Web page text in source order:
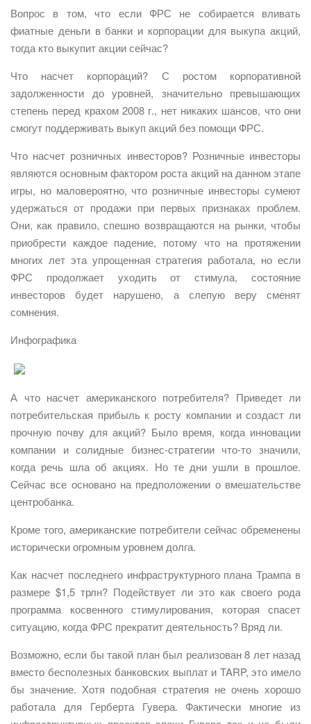
Вопрос в том, что если ФРС не собирается вливать
фиатные деньги в банки и корпорации для выкупа акций,
тогда кто выкупит акции сейчас?
Что насчет корпораций? С ростом корпоративной
задолженности до уровней, значительно превышающих
степень перед крахом 2008 г., нет никаких шансов, что они
смогут поддерживать выкуп акций без помощи ФРС.
Что насчет розничных инвесторов? Розничные инвесторы
являются основным фактором роста акций на данном этапе
игры, но маловероятно, что розничные инвесторы сумеют
удержаться от продажи при первых признаках проблем.
Они, как правило, спешно возвращаются на рынки, чтобы
приобрести каждое падение, потому что на протяжении
многих лет эта упрощенная стратегия работала, но если
ФРС продолжает уходить от стимула, состояние
инвесторов будет нарушено, а слепую веру сменят
сомнения.
Инфографика
А что насчет американского потребителя? Приведет ли
потребительская прибыль к росту компании и создаст ли
прочную почву для акций? Было время, когда инновации
компании и солидные бизнес-стратегии что-то значили,
когда речь шла об акциях. Но те дни ушли в прошлое.
Сейчас все основано на предположении о вмешательстве
центробанка.
Кроме того, американские потребители сейчас обременены
исторически огромным уровнем долга.
Как насчет последнего инфраструктурного плана Трампа в
размере $1,5 трлн? Подействует ли это как своего рода
программа косвенного стимулирования, которая спасет
ситуацию, когда ФРС прекратит деятельность? Вряд ли.
Возможно, если бы такой план был реализован 8 лет назад
вместо бесполезных банковских выплат и TARP, это имело
бы значение. Хотя подобная стратегия не очень хорошо
работала для Герберта Гувера. Фактически многие из